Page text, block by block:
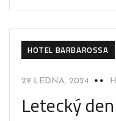
HOTEL BARBAROSSA
29 LEDNA, 2024
Letecký